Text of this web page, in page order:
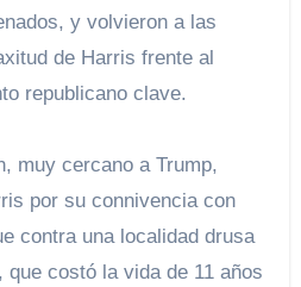
y volvieron a las
de Harris frente al
republicano clave.
muy cercano a Trump,
por su connivencia con
contra una localidad drusa
costó la vida de 11 años